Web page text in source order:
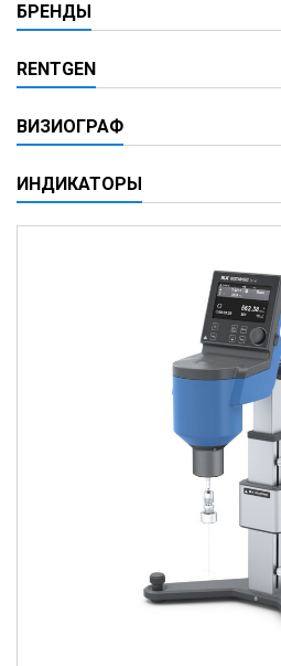
БРЕНДЫ
RENTGEN
ВИЗИОГРАФ
ИНДИКАТОРЫ